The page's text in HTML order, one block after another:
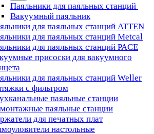
Паяльники для паяльных станций
Вакуумный паяльник
для паяльных станций ATTEN
для паяльных станций Metcal
для паяльных станций PACE
присоски для вакуумного
для паяльных станций Weller
с фильтром
паяльные станции
паяльные станции
для печатных плат
настольные